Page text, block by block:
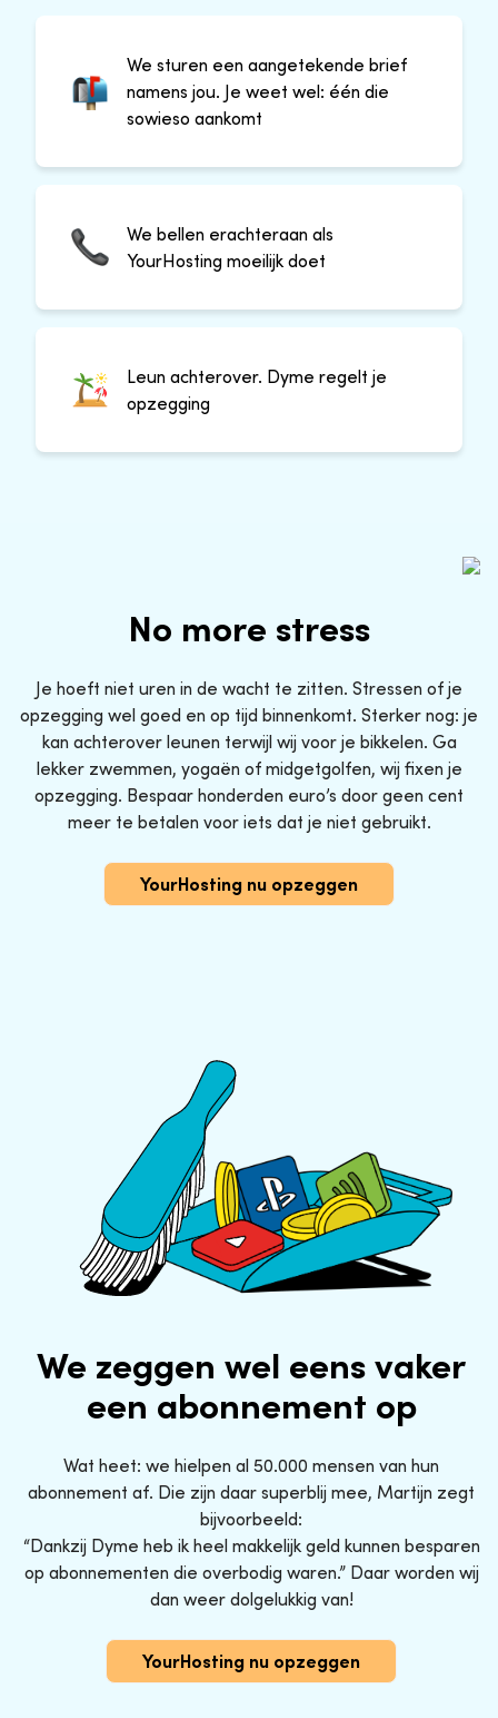
We sturen een aangetekende brief
namens jou. Je weet wel: één die
sowieso aankomt
We bellen erachteraan als
YourHosting moeilijk doet
Leun achterover. Dyme regelt je
opzegging
No more stress
Je hoeft niet uren in de wacht te zitten. Stressen of je
opzegging wel goed en op tijd binnenkomt. Sterker nog: je
kan achterover leunen terwijl wij voor je bikkelen. Ga
lekker zwemmen, yogaën of midgetgolfen, wij fixen je
opzegging. Bespaar honderden euro’s door geen cent
meer te betalen voor iets dat je niet gebruikt.
YourHosting nu opzeggen
We zeggen wel eens vaker
een abonnement op
Wat heet: we hielpen al 50.000 mensen van hun
abonnement af. Die zijn daar superblij mee, Martijn zegt
bijvoorbeeld:
“Dankzij Dyme heb ik heel makkelijk geld kunnen besparen
op abonnementen die overbodig waren.” Daar worden wij
dan weer dolgelukkig van!
YourHosting nu opzeggen